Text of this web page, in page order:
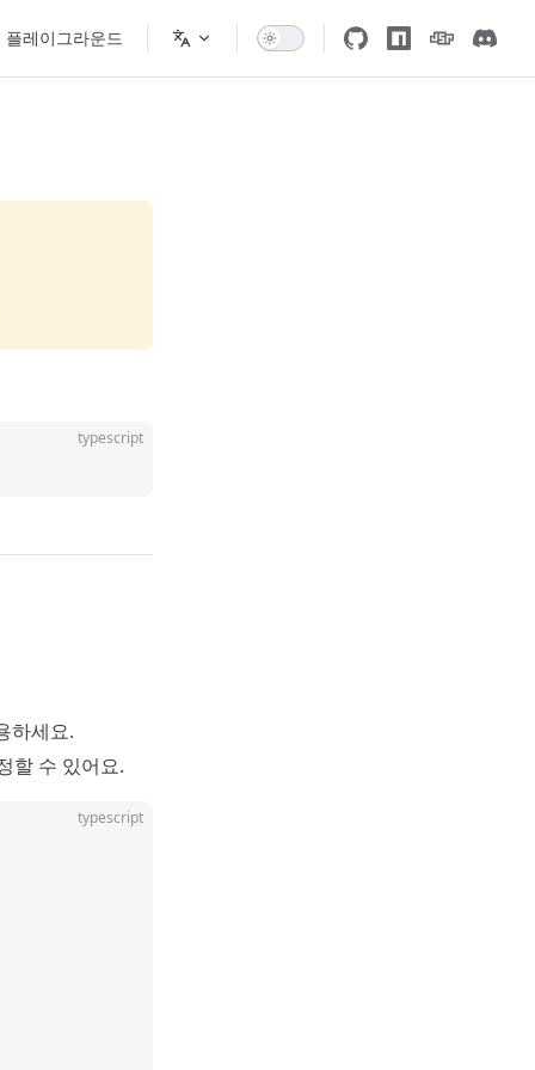
플레이그라운드
typescript
하세요.
할 수 있어요.
typescript